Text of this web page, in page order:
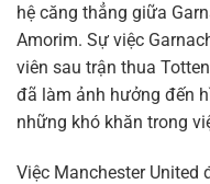
hệ căng thẳng giữa
Amorim. Sự việc
viên sau trận thua
đã làm ảnh hưởng đến
những khó khăn trong
Việc Manchester United